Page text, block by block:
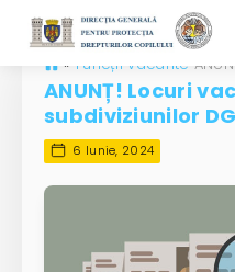
» Funcții vacante
ANUNȚ! Locuri
subdiviziunilor
6 Iunie, 2024